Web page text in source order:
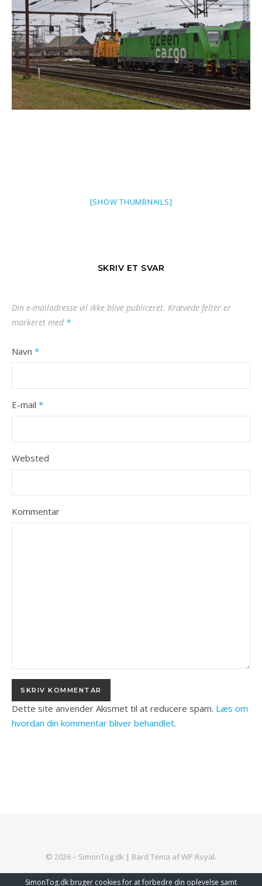
[SHOW THUMBNAILS]
SKRIV ET SVAR
Din e-mailadresse vil ikke blive publiceret. Krævede felter er
markeret med *
Navn *
E-mail *
Websted
Kommentar
Dette site anvender Akismet til at reducere spam. Læs om
hvordan din kommentar bliver behandlet.
© 2026 – SimonTog.dk | Bard Tema afWP Royal.
SimonTog.dk bruger cookies for at forbedre din oplevelse samt